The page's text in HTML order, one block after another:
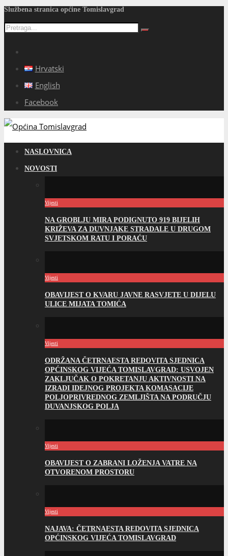
Službena stranica općine Tomislavgrad
Hrvatski
English
Facebook
NASLOVNICA
NOVOSTI
Vijesti
NA GROBLJU MIRA PODIGNUTO 919 BIJELIH
KRIŽEVA ZA DUVNJAKE STRADALE U DRUGOM
SVJETSKOM RATU I PORAĆU
Vijesti
OBAVIJEST O KVARU JAVNE RASVJETE U DIJELU
ULICE MIJATA TOMIĆA
Vijesti
ODRŽANA ČETRNAESTA REDOVITA SJEDNICA
OPĆINSKOG VIJEĆA TOMISLAVGRAD: USVOJEN
ZAKLJUČAK O POKRETANJU AKTIVNOSTI NA
IZRADI IDEJNOG PROJEKTA KOMASACIJE
POLJOPRIVREDNOG ZEMLJIŠTA NA PODRUČJU
DUVANJSKOG POLJA
Vijesti
OBAVIJEST O ZABRANI LOŽENJA VATRE NA
OTVORENOM PROSTORU
Vijesti
NAJAVA: ČETRNAESTA REDOVITA SJEDNICA
OPĆINSKOG VIJEĆA TOMISLAVGRAD